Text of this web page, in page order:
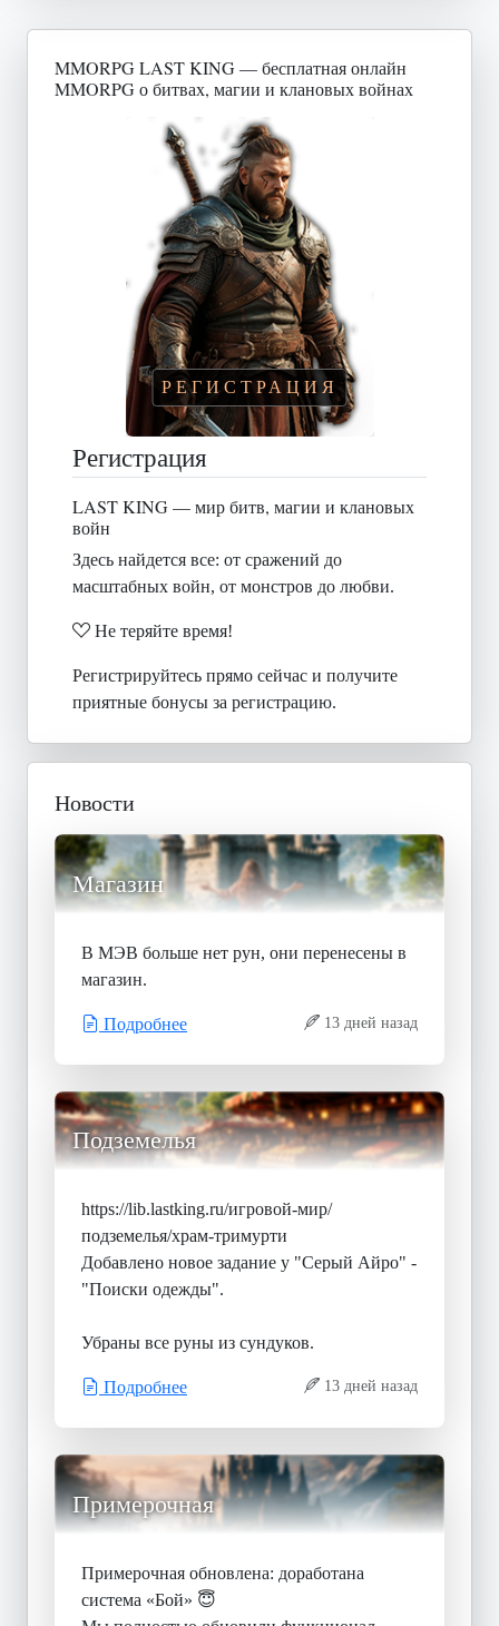
MMORPG LAST KING — бесплатная онлайн
MMORPG о битвах, магии и клановых войнах
РЕГИСТРАЦИЯ
Регистрация
LAST KING — мир битв, магии и клановых
войн
Здесь найдется все: от сражений до
масштабных войн, от монстров до любви.
Не теряйте время!
Регистрируйтесь прямо сейчас и получите
приятные бонусы за регистрацию.
Новости
Магазин
В МЭВ больше нет рун, они перенесены в
магазин.
Подробнее 13 дней назад
Подземелья
https://lib.lastking.ru/игровой-мир/
подземелья/храм-тримурти
Добавлено новое задание у "Серый Айро" -
"Поиски одежды".
Убраны все руны из сундуков.
Подробнее 13 дней назад
Примерочная
Примерочная обновлена: доработана
система «Бой» 😇